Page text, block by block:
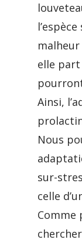
elle part
Ainsi,
Nous
sur-
celle
Comme